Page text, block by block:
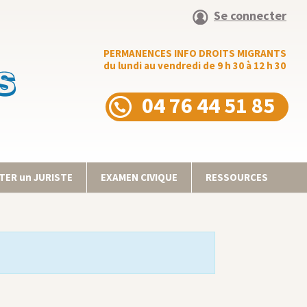
Se connecter
PERMANENCES INFO DROITS MIGRANTS
du lundi au vendredi de 9 h 30 à 12 h 30
04 76 44 51 85
un JURISTE EXAMEN CIVIQUE RESSOURCES